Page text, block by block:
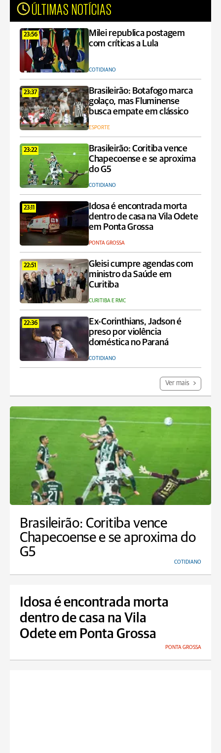
ÚLTIMAS NOTÍCIAS
23:56
Milei republica postagem
com críticas a Lula
COTIDIANO
23:37
Brasileirão: Botafogo marca
golaço, mas Fluminense
busca empate em clássico
ESPORTE
23:22
Brasileirão: Coritiba vence
Chapecoense e se aproxima
do G5
COTIDIANO
23:11
Idosa é encontrada morta
dentro de casa na Vila Odete
em Ponta Grossa
PONTA GROSSA
22:51
Gleisi cumpre agendas com
ministro da Saúde em
Curitiba
CURITIBA E RMC
22:36
Ex-Corinthians, Jadson é
preso por violência
doméstica no Paraná
COTIDIANO
Ver mais
Brasileirão: Coritiba vence
Chapecoense e se aproxima do
G5
COTIDIANO
Idosa é encontrada morta
dentro de casa na Vila
Odete em Ponta Grossa
PONTA GROSSA